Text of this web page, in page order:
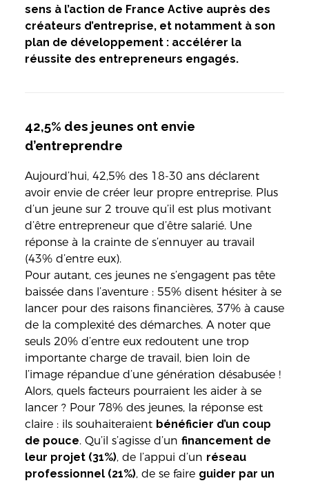
sens à l’action de France Active auprès des
créateurs d’entreprise, et notamment à son
plan de développement : accélérer la
réussite des entrepreneurs engagés.
42,5% des jeunes ont envie
d’entreprendre
Aujourd’hui, 42,5% des 18-30 ans déclarent
avoir envie de créer leur propre entreprise. Plus
d’un jeune sur 2 trouve qu’il est plus motivant
d’être entrepreneur que d’être salarié. Une
réponse à la crainte de s’ennuyer au travail
(43% d’entre eux).
Pour autant, ces jeunes ne s’engagent pas tête
baissée dans l’aventure : 55% disent hésiter à se
lancer pour des raisons financières, 37% à cause
de la complexité des démarches. A noter que
seuls 20% d’entre eux redoutent une trop
importante charge de travail, bien loin de
l’image répandue d’une génération désabusée !
Alors, quels facteurs pourraient les aider à se
lancer ? Pour 78% des jeunes, la réponse est
claire : ils souhaiteraient bénéficier d’un coup
de pouce. Qu’il s’agisse d’un financement de
leur projet (31%), de l’appui d’un réseau
professionnel (21%), de se faire guider par un